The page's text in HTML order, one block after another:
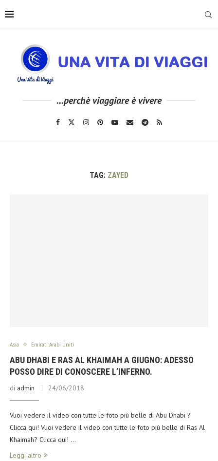
...perchè viaggiare è vivere
TAG: ZAYED
Asia Emirati Arabi Uniti
ABU DHABI E RAS AL KHAIMAH A GIUGNO: ADESSO
POSSO DIRE DI CONOSCERE L’INFERNO.
di admin 24/06/2018
Vuoi vedere il video con tutte le foto più belle di Abu Dhabi ?
Clicca qui! Vuoi vedere il video con tutte le foto più belle di Ras Al
Khaimah? Clicca qui! …
Leggi altro